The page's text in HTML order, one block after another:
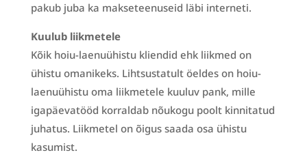
pakub juba ka makseteenuseid läbi interneti.
Kuulub liikmetele
Kõik hoiu-laenuühistu kliendid ehk liikmed on
ühistu omanikeks. Lihtsustatult öeldes on hoiu-
laenuühistu oma liikmetele kuuluv pank, mille
igapäevatööd korraldab nõukogu poolt kinnitatud
juhatus. Liikmetel on õigus saada osa ühistu
kasumist.